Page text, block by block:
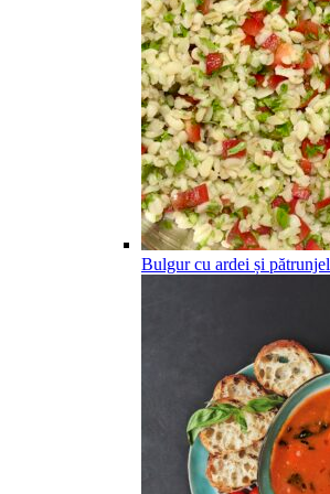
Bulgur cu ardei și pătrunjel